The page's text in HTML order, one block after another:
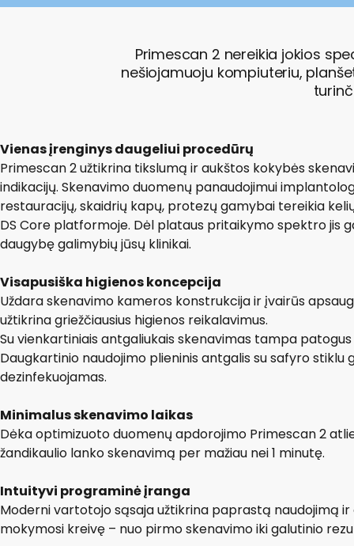
Primescan 2 nereikia jokios
nešiojamuoju kompiuteriu,
Vienas įrenginys daugeliui procedūrų
Primescan 2 užtikrina tikslumą ir aukštos kokybės
indikacijų. Skenavimo duomenų panaudojimui
restauracijų, skaidrių kapų, protezų gamybai tereikia
DS Core platformoje. Dėl plataus pritaikymo spektro jis
daugybę galimybių jūsų klinikai.
Visapusiška higienos koncepcija
Uždara skenavimo kameros konstrukcija ir įvairūs
užtikrina griežčiausius higienos reikalavimus.
Su vienkartiniais antgaliukais skenavimas tampa patogus
Daugkartinio naudojimo plieninis antgalis su safyro stiklu
dezinfekuojamas.
Minimalus skenavimo laikas
Dėka optimizuoto duomenų apdorojimo Primescan 2
žandikaulio lanko skenavimą per mažiau nei 1 minutę.
Intuityvi programinė įranga
Moderni vartotojo sąsaja užtikrina paprastą naudojimą
mokymosi kreivę – nuo pirmo skenavimo iki galutinio